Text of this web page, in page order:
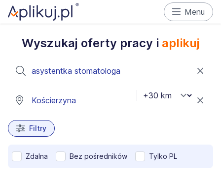
Menu
Wyszukaj oferty pracy i aplikuj
Filtry
Zdalna Bez pośredników Tylko PL